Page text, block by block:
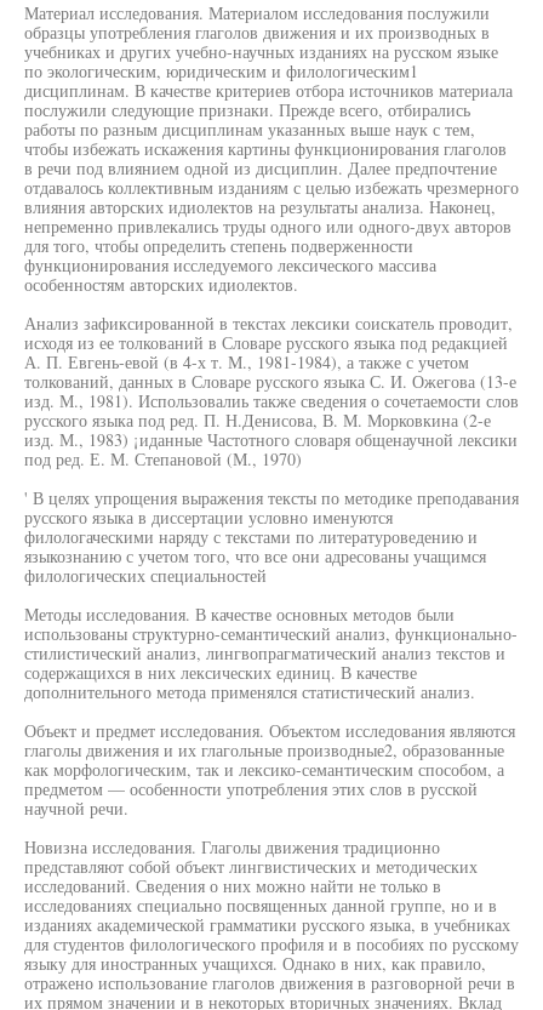
Материал исследования. Материалом исследования послужили
образцы употребления глаголов движения и их производных в
учебниках и других учебно-научных изданиях на русском языке
по экологическим, юридическим и филологическим1
дисциплинам. В качестве критериев отбора источников материала
послужили следующие признаки. Прежде всего, отбирались
работы по разным дисциплинам указанных выше наук с тем,
чтобы избежать искажения картины функционирования глаголов
в речи под влиянием одной из дисциплин. Далее предпочтение
отдавалось коллективным изданиям с целью избежать чрезмерного
влияния авторских идиолектов на результаты анализа. Наконец,
непременно привлекались труды одного или одного-двух авторов
для того, чтобы определить степень подверженности
функционирования исследуемого лексического массива
особенностям авторских идиолектов.
Анализ зафиксированной в текстах лексики соискатель проводит,
исходя из ее толкований в Словаре русского языка под редакцией
А. П. Евгень-евой (в 4-х т. М., 1981-1984), а также с учетом
толкований, данных в Словаре русского языка С. И. Ожегова (13-е
изд. М., 1981). Использовалиь также сведения о сочетаемости слов
русского языка под ред. П. Н.Денисова, В. М. Морковкина (2-е
изд. М., 1983) ¡иданные Частотного словаря общенаучной лексики
под ред. Е. М. Степановой (М., 1970)
' В целях упрощения выражения тексты по методике преподавания
русского языка в диссертации условно именуются
филологаческими наряду с текстами по литературоведению и
языкознанию с учетом того, что все они адресованы учащимся
филологических специальностей
Методы исследования. В качестве основных методов были
использованы структурно-семантический анализ, функционально-
стилистический анализ, лингвопрагматический анализ текстов и
содержащихся в них лексических единиц. В качестве
дополнительного метода применялся статистический анализ.
Объект и предмет исследования. Объектом исследования являются
глаголы движения и их глагольные производные2, образованные
как морфологическим, так и лексико-семантическим способом, а
предметом — особенности употребления этих слов в русской
научной речи.
Новизна исследования. Глаголы движения традиционно
представляют собой объект лингвистических и методических
исследований. Сведения о них можно найти не только в
исследованиях специально посвященных данной группе, но и в
изданиях академической грамматики русского языка, в учебниках
для студентов филологического профиля и в пособиях по русскому
языку для иностранных учащихся. Однако в них, как правило,
отражено использование глаголов движения в разговорной речи в
их прямом значении и в некоторых вторичных значениях. Вклад